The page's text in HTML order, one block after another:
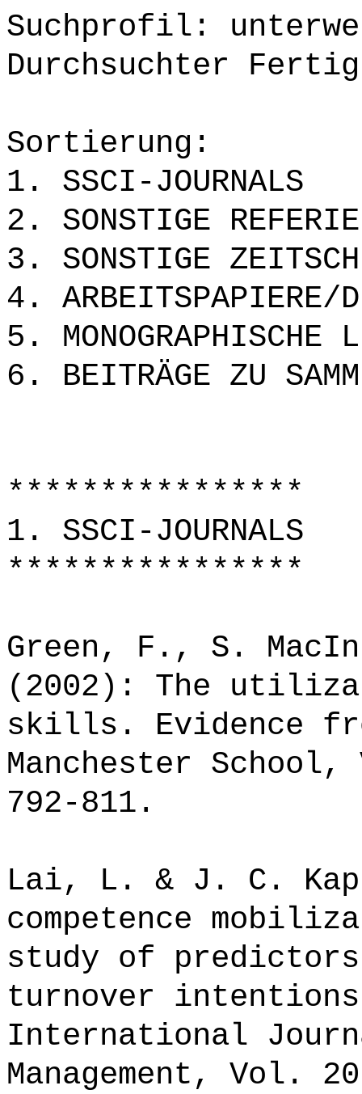
Suchprofil:
Durchsuchter
Sortierung:
1. SSCI-JOURNALS
2. SONSTIGE
3. SONSTIGE
4. ARBEITSPAPIERE/
5. MONOGRAPHISCHE
6. BEITRÄGE ZU
****************
1. SSCI-JOURNALS
****************
Green, F., S.
(2002): The
skills. Evidence
Manchester
792-811.
Lai, L. & J. C.
competence
study of predictors
turnover
International
Management, Vol.